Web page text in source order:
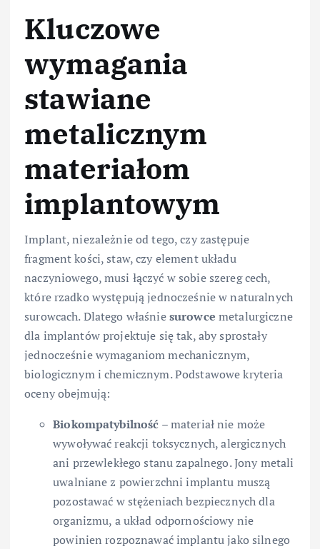
Kluczowe
wymagania
stawiane
metalicznym
materiałom
implantowym
Implant, niezależnie od tego, czy zastępuje
fragment kości, staw, czy element układu
naczyniowego, musi łączyć w sobie szereg cech,
które rzadko występują jednocześnie w naturalnych
surowcach. Dlatego właśniesurowce metalurgiczne
dla implantów projektuje się tak, aby sprostały
jednocześnie wymaganiom mechanicznym,
biologicznym i chemicznym. Podstawowe kryteria
oceny obejmują:
Biokompatybilność – materiał nie może
wywoływać reakcji toksycznych, alergicznych
ani przewlekłego stanu zapalnego. Jony metali
uwalniane z powierzchni implantu muszą
pozostawać w stężeniach bezpiecznych dla
organizmu, a układ odpornościowy nie
powinien rozpoznawać implantu jako silnego